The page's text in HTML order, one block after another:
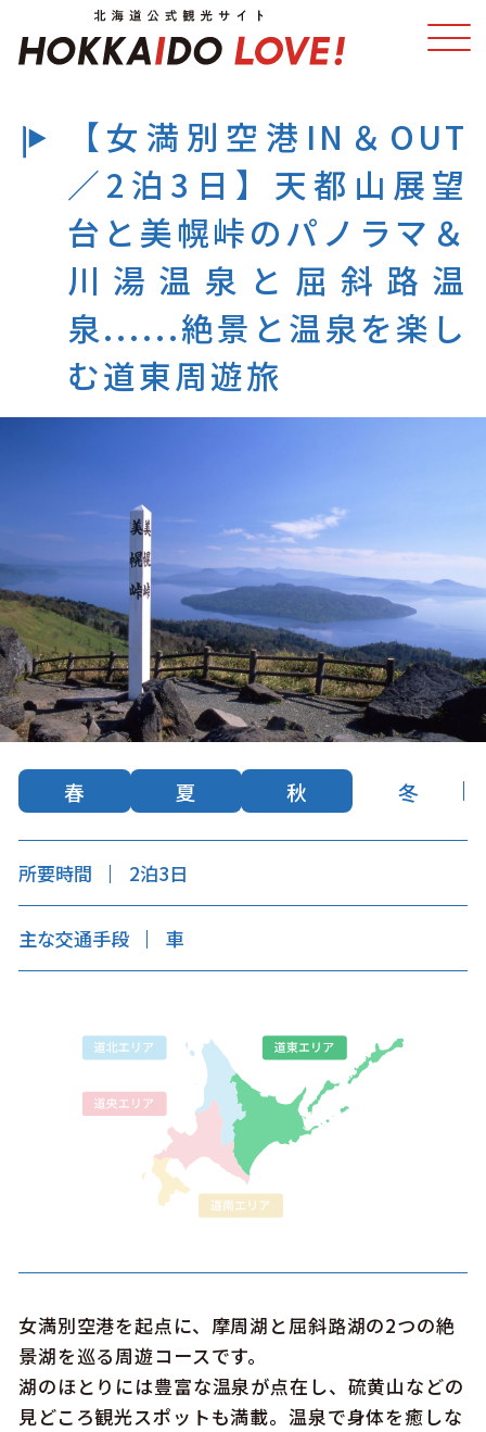
スポット・体験
温泉 イベント
モデルコース エリアガイド
グルメ 旅の予約
アクセス
北海道はやわかり
旅のテーマで探す
7つの国立公園
キュンちゃんの部屋
さっぽろ圏e旅ギフト
お気に入り 事業者の皆さまへ
このサイトについて 観光資料
動画ライブラリー フォトライブラリー
【女満別空港IN＆OUT
／2泊3日】天都山展望
台と美幌峠のパノラマ＆
川湯温泉と屈斜路温
泉......絶景と温泉を楽し
む道東周遊旅
春 夏 秋 冬
所要時間 2泊3日
主な交通手段 車
女満別空港を起点に、摩周湖と屈斜路湖の2つの絶
景湖を巡る周遊コースです。
湖のほとりには豊富な温泉が点在し、硫黄山などの
見どころ観光スポットも満載。温泉で身体を癒しな